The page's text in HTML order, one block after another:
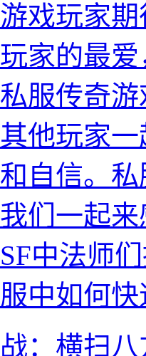
戏玩家
家的最
服传奇
他玩家
自信。
们一起
中法师
中如何
：横扫